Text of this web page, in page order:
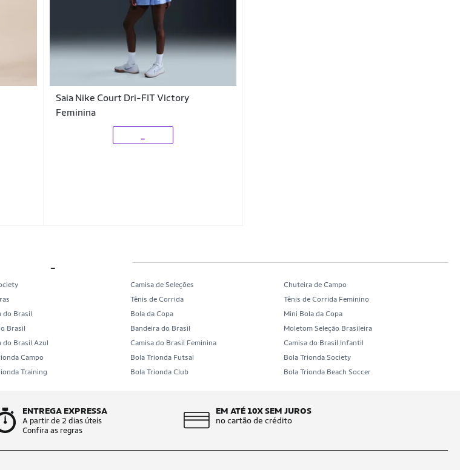
Saia Nike Court Dri-FIT Victory
Feminina
Camisa de Seleções
Chuteira de Campo
Tênis de Corrida
Tênis de Corrida Feminino
do Brasil Bola da Copa
Mini Bola da Copa
Brasil Bandeira do Brasil
Moletom Seleção Brasileira
do Brasil Azul Camisa do Brasil Feminina
Camisa do Brasil Infantil
Campo Bola Trionda Futsal
Bola Trionda Society
Training Bola Trionda Club Bola Trionda Beach Soccer
ENTREGA EXPRESSA
A partir de 2 dias úteis
Confira as regras
EM ATÉ 10X SEM JUROS
no cartão de crédito